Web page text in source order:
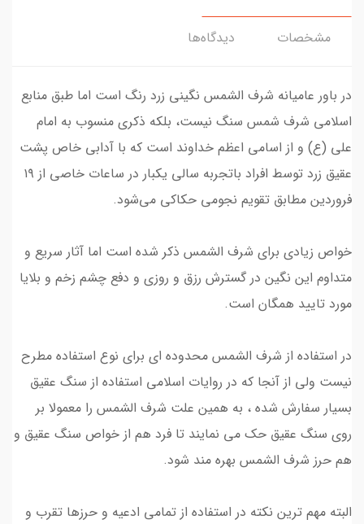
مشخصات دیدگاه‌ها
در باور عامیانه شرف الشمس نگینی زرد رنگ است اما طبق منابع
اسلامی شرف شمس سنگ نیست، بلکه ذکری منسوب به امام
علی (ع) و از اسامی اعظم خداوند است که با آدابی خاص پشت
عقیق زرد توسط افراد باتجربه سالی یکبار در ساعات خاصی از ۱۹
فروردین مطابق تقویم‌ نجومی حکاکی می‌شود.
خواص زیادی برای شرف الشمس ذکر شده است اما آثار سریع و
متداوم این نگین در گسترش رزق و روزی و دفع چشم زخم و بلایا
مورد تایید همگان است.
در استفاده از شرف الشمس محدوده ای برای نوع استفاده مطرح
نیست ولی از آنجا که در روایات اسلامی استفاده از سنگ عقیق
بسیار سفارش شده ، به همین علت شرف الشمس را معمولا بر
روی سنگ عقیق حک می نمایند تا فرد هم از خواص سنگ عقیق و
هم حرز شرف الشمس بهره مند شود.
البته مهم ترین نکته در استفاده از تمامی ادعیه و حرزها تقرب و